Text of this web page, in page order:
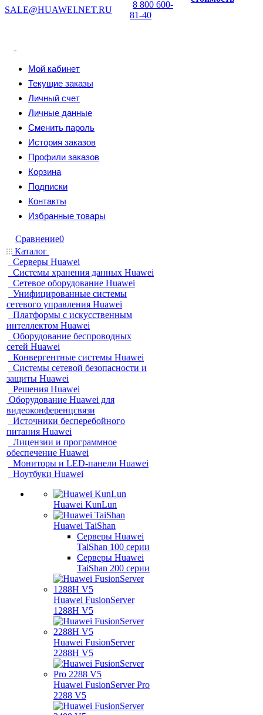
SALE@HUAWEI.NET.RU
8 800 600-
81-40
Мой кабинет
Текущие заказы
Личный счет
Личные данные
Сменить пароль
История заказов
Профили заказов
Корзина
Подписки
Контакты
Избранные товары
Сравнение0
Каталог
Серверы Huawei
Системы хранения данных Huawei
Сетевое оборудование Huawei
Унифицированные системы
сетевого управления Huawei
Платформы с искусственным
интеллектом Huawei
Оборудование беспроводных
сетей Huawei
Конвергентные системы Huawei
Системы сетевой безопасности и
защиты Huawei
Решения Huawei
Оборудование Huawei для
видеоконференцсвязи
Источники бесперебойного
питания Huawei
Лицензии и программное
обеспечение Huawei
Мониторы и LED-панели Huawei
Ноутбуки Huawei
Huawei KunLun
Huawei TaiShan
Серверы Huawei
TaiShan 100 серии
Серверы Huawei
TaiShan 200 серии
Huawei FusionServer
1288H V5
Huawei FusionServer
2288H V5
Huawei FusionServer Pro
2288 V5